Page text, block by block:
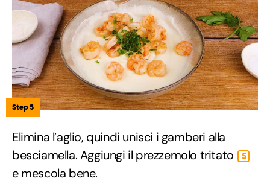
Step 5
Elimina l’aglio, quindi unisci i gamberi alla
besciamella. Aggiungi il prezzemolo tritato
5
e mescola bene.